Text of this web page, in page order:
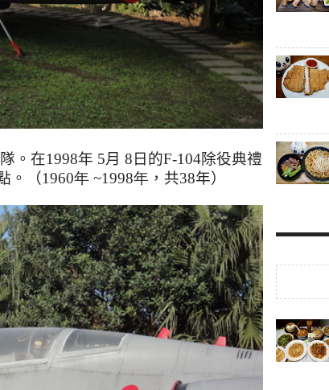
。在1998年 5月 8日的F-104除役典禮
。
（1960年 ~1998年，共38年）